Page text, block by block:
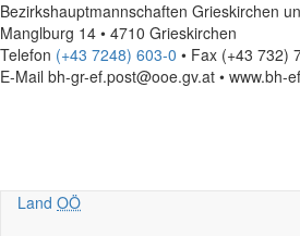
Bezirkshauptmannschaften Grieskirchen
Manglburg 14 • 4710 Grieskirchen
Telefon (+43 7248) 603-0 • Fax (+43 732)
E-Mail bh-gr-ef.post@ooe.gv.at • www.bh-
Land OÖ